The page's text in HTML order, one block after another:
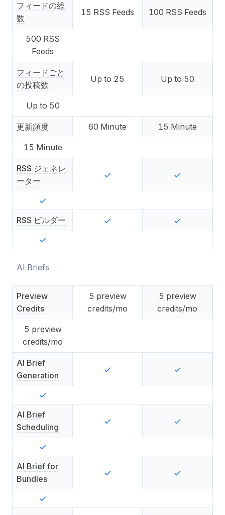
フィードの総
数
15 RSS Feeds 100 RSS Feeds
500 RSS
Feeds
フィードごと
の投稿数
Up to 25 Up to 50
Up to 50
更新頻度 60 Minute 15 Minute
15 Minute
RSS ジェネレ
ーター
RSS ビルダー
AI Briefs
Preview
Credits
5 preview
credits/mo
5 preview
credits/mo
5 preview
credits/mo
AI Brief
Generation
AI Brief
Scheduling
AI Brief for
Bundles